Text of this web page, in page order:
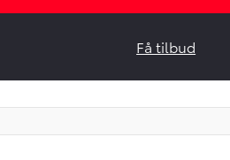
Få tilbud